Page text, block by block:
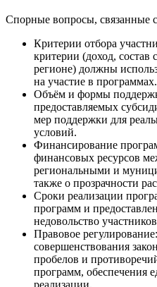
Спорные вопросы,
Критерии отбора
критерии (доход,
регионе) должны
на участие в программах.
Объём и формы
предоставляемых
мер поддержки для
условий.
Финансирование
финансовых ресурсов
региональными и
также о прозрачности
Сроки реализации
программ и
недовольство
Правовое
совершенствования
пробелов и
программ, обеспечения